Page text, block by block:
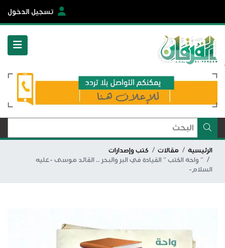
تسجيل الدخول
الرئيسية مقالات
كتب وإصدارات
” واحة الكتب ” القيادة في البر والبحر .. القائد موسى -عليه
السلام-